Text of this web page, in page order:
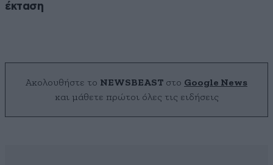
έκταση
Ακολουθήστε το NEWSBEAST στο Google News
και μάθετε πρώτοι όλες τις ειδήσεις